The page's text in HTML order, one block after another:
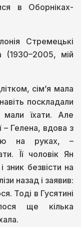
в Оборніках-
Стремецькі
(1930–2005, мій
сім’я мала
поскладали
їхати. Але
– Гелена, вдова з
на руках, –
Її чоловік Ян
зник безвісти на
назад і заявив:
Тоді в Гусятині
ще кілька